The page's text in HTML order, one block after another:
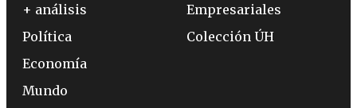
+ análisis
Política
Economía
Mundo
Empresariales
Colección ÚH